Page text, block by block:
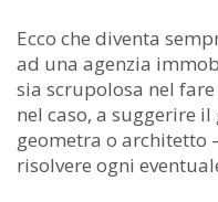
Ecco che diventa
ad una agenzia
sia scrupolosa nel
nel caso, a suggerire
geometra o architetto
risolvere ogni